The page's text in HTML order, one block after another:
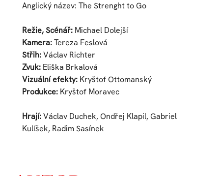
Anglický název: The Strenght to Go
Režie, Scénář:Michael Dolejší
Kamera:Tereza Feslová
Střih:Václav Richter
Zvuk:Eliška Brkalová
Vizuální efekty:Kryštof Ottomanský
Produkce:Kryštof Moravec
Hrají:Václav Duchek, Ondřej Klapil, Gabriel
Kulíšek, Radim Sasínek